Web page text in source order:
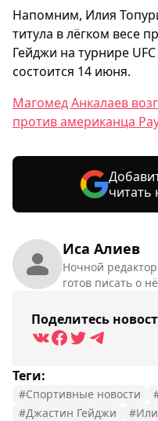
Иса Алиев
Ночной
готов писать о
Поделитесь
Теги:
#Спортивные новости
#Джастин Гейджи
Напомним, Илия
титула в лёгком весе
Гейджи на турнире
состоится 14 июня.
Магомед Анкалаев
против американца
читать